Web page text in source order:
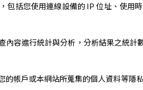
包括您使用連線設備的 IP 位址、使
內容進行統計與分析，分析結果之統
帳戶或本網站所蒐集的個人資料等隱